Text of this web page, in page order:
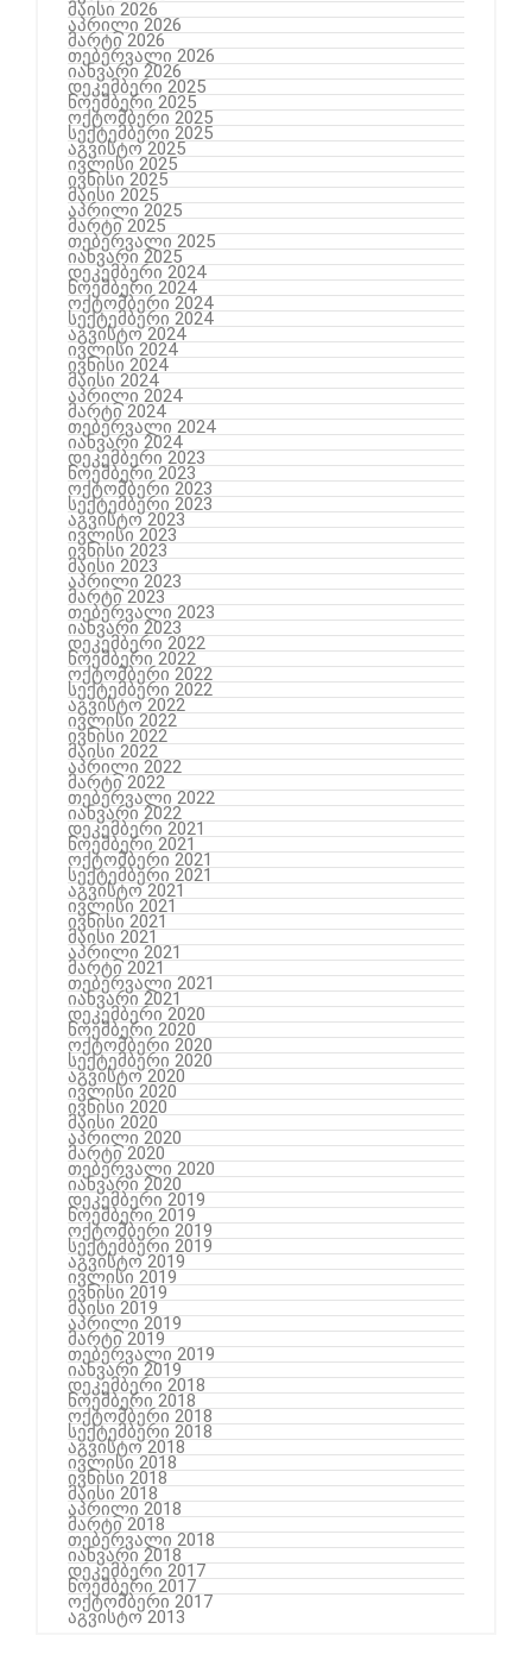
მაისი 2026
აპრილი 2026
მარტი 2026
თებერვალი 2026
იანვარი 2026
დეკემბერი 2025
ნოემბერი 2025
ოქტომბერი 2025
სექტემბერი 2025
აგვისტო 2025
ივლისი 2025
ივნისი 2025
მაისი 2025
აპრილი 2025
მარტი 2025
თებერვალი 2025
იანვარი 2025
დეკემბერი 2024
ნოემბერი 2024
ოქტომბერი 2024
სექტემბერი 2024
აგვისტო 2024
ივლისი 2024
ივნისი 2024
მაისი 2024
აპრილი 2024
მარტი 2024
თებერვალი 2024
იანვარი 2024
დეკემბერი 2023
ნოემბერი 2023
ოქტომბერი 2023
სექტემბერი 2023
აგვისტო 2023
ივლისი 2023
ივნისი 2023
მაისი 2023
აპრილი 2023
მარტი 2023
თებერვალი 2023
იანვარი 2023
დეკემბერი 2022
ნოემბერი 2022
ოქტომბერი 2022
სექტემბერი 2022
აგვისტო 2022
ივლისი 2022
ივნისი 2022
მაისი 2022
აპრილი 2022
მარტი 2022
თებერვალი 2022
იანვარი 2022
დეკემბერი 2021
ნოემბერი 2021
ოქტომბერი 2021
სექტემბერი 2021
აგვისტო 2021
ივლისი 2021
ივნისი 2021
მაისი 2021
აპრილი 2021
მარტი 2021
თებერვალი 2021
იანვარი 2021
დეკემბერი 2020
ნოემბერი 2020
ოქტომბერი 2020
სექტემბერი 2020
აგვისტო 2020
ივლისი 2020
ივნისი 2020
მაისი 2020
აპრილი 2020
მარტი 2020
თებერვალი 2020
იანვარი 2020
დეკემბერი 2019
ნოემბერი 2019
ოქტომბერი 2019
სექტემბერი 2019
აგვისტო 2019
ივლისი 2019
ივნისი 2019
მაისი 2019
აპრილი 2019
მარტი 2019
თებერვალი 2019
იანვარი 2019
დეკემბერი 2018
ნოემბერი 2018
ოქტომბერი 2018
სექტემბერი 2018
აგვისტო 2018
ივლისი 2018
ივნისი 2018
მაისი 2018
აპრილი 2018
მარტი 2018
თებერვალი 2018
იანვარი 2018
დეკემბერი 2017
ნოემბერი 2017
ოქტომბერი 2017
აგვისტო 2013